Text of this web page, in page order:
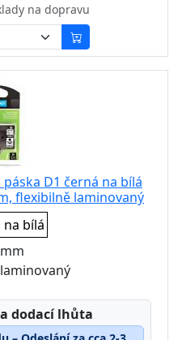
na dopravu
D1 černá na bílá
flexibilně laminovaný
na bílá
dodací lhůta